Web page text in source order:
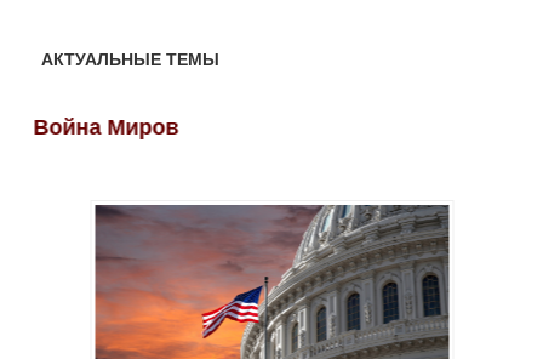
АКТУАЛЬНЫЕ ТЕМЫ
Война Миров